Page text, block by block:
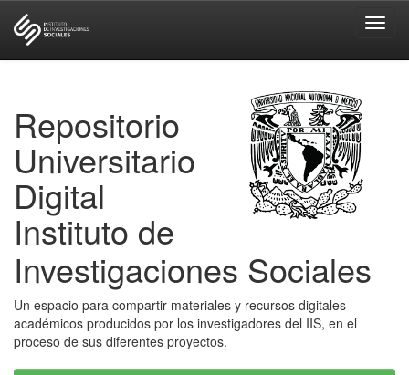
Repositorio
Universitario
Digital
Instituto de
Investigaciones Sociales
Un espacio para compartir materiales y recursos digitales
académicos producidos por los investigadores del IIS, en el
proceso de sus diferentes proyectos.